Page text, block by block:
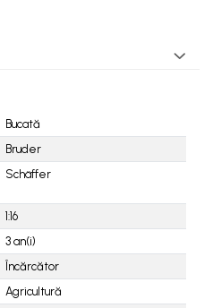
Bucată
Bruder
Schäffer
1:16
3 an(i)
Încărcător
Agricultură